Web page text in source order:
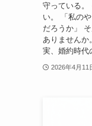
守っている。
い。 「私の
だろうか」
ありませんか
実、婚約時代
2026年4月11